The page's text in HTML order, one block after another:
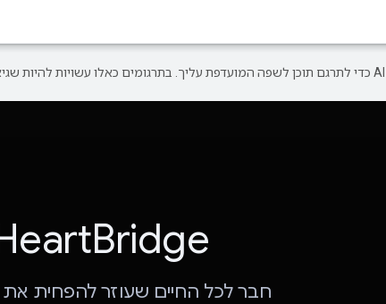
חבר לכל החיים שעוזר להפחית